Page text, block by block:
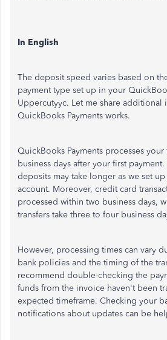
In English
The deposit speed varies based on
payment type set up in your
Uppercutyyc. Let me share
QuickBooks Payments works.
QuickBooks Payments processes
business days after your first
deposits may take longer as we set
account. Moreover, credit card
processed within two business days,
transfers take three to four business
However, processing times can vary
bank policies and the timing of the
recommend double-checking the
funds from the invoice haven't been
expected timeframe. Checking your
notifications about updates can be